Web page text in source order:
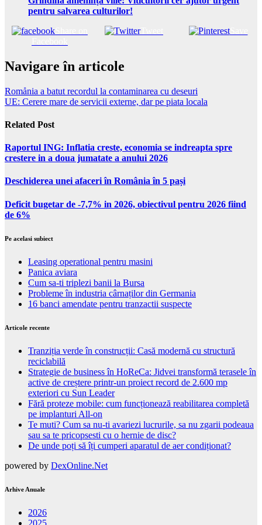
pentru salvarea culturilor!
Tweet Save
Navigare în articole
Romånia a batut recordul la contaminarea cu deseuri
UE: Cerere mare de servicii externe, dar pe piata locala
Related Post
Raportul ING: Inflatia creste, economia se indreapta spre
crestere in a doua jumatate a anului 2026
Deschiderea unei afaceri în România în 5 pași
Deficit bugetar de -7,7% in 2026, obiectivul pentru 2026 fiind
de 6%
Pe acelasi subiect
Leasing operational pentru masini
Panica aviara
Cum sa-ti triplezi banii la Bursa
Probleme în industria cârnaților din Germania
16 banci amendate pentru tranzactii suspecte
Articole recente
Tranziția verde în construcții: Casă modernă cu structură
reciclabilă
Strategie de business în HoReCa: Jidvei transformă terasele în
active de creștere printr-un proiect record de 2.600 mp
exteriori cu Sun Leader
Fără proteze mobile: cum funcționează reabilitarea completă
pe implanturi All-on
Te muti? Cum sa nu-ti avariezi lucrurile, sa nu zgarii podeaua
sau sa te pricopsesti cu o hernie de disc?
De unde poți să îți cumperi aparatul de aer condiționat?
powered by DexOnline.Net
Arhive Anuale
2026
2025